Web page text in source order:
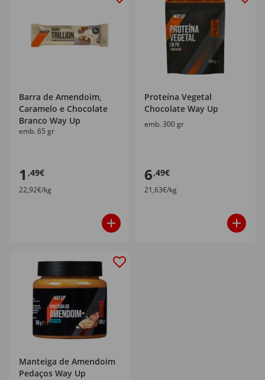
Barra de Amendoim,
Caramelo e Chocolate
Branco Way Up
emb. 65 gr
1 ,49€
22,92€/kg
Proteína Vegetal
Chocolate Way Up
emb. 300 gr
6,49€
21,63€/kg
Manteiga de Amendoim
Pedaços Way Up